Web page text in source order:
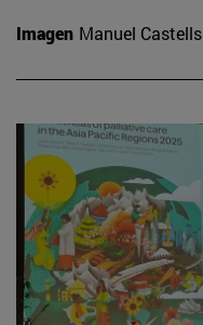
Imagen Manuel Castells